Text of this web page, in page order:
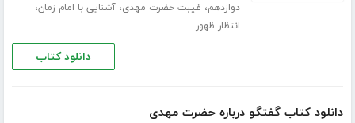
دوازدهم، غیبت حضرت مهدی،آشنایی با امام زمان،
انتظار ظهور
دانلود کتاب
دانلود کتاب گفتگو درباره حضرت مهدی‌